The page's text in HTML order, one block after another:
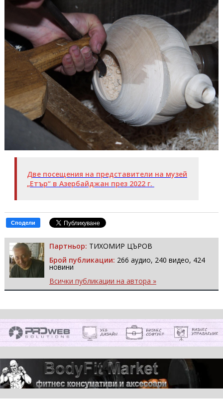
Две посещения на представители на музей
„Етър“ в Азербайджан през 2022 г.
Сподели
Партньор: ТИХОМИР ЦЪРОВ
Брой публикации: 266 аудио, 240 видео, 424
новини
Всички публикации на автора »